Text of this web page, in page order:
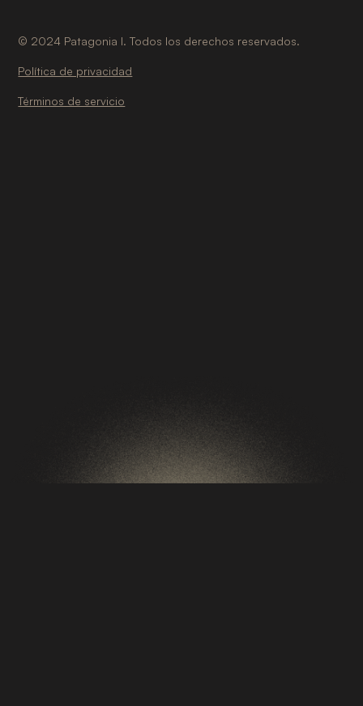
© 2024 Patagonia I. Todos los derechos reservados.
Política de privacidad
Términos de servicio